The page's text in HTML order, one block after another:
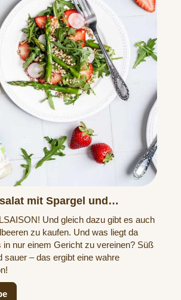
mit Spargel und
Und gleich dazu gibt es auch
zu kaufen. Und was liegt da
in nur einem Gericht zu vereinen? Süß
sauer – das ergibt eine wahre